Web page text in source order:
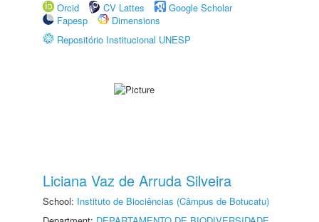
Orcid
CV Lattes
Google Scholar
Fapesp
Dimensions
Repositório Institucional UNESP
Liciana Vaz de Arruda Silveira
School: Instituto de Biociências (Câmpus de Botucatu)